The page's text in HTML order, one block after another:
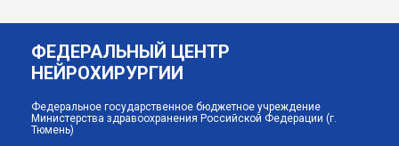
ФЕДЕРАЛЬНЫЙ ЦЕНТР
НЕЙРОХИРУРГИИ
Федеральное государственное бюджетное учреждение
Министерства здравоохранения Российской Федерации (г.
Тюмень)